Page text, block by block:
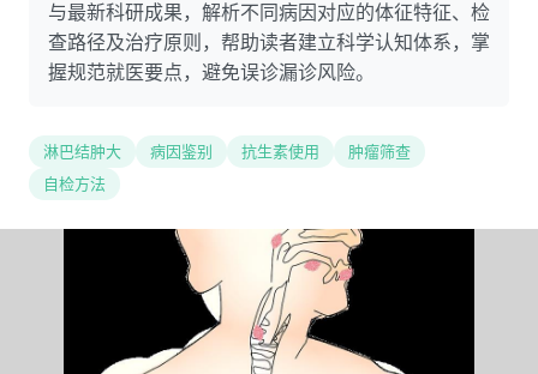
与最新科研成果，解析不同病因对应的体征特征、检
查路径及治疗原则，帮助读者建立科学认知体系，掌
握规范就医要点，避免误诊漏诊风险。
淋巴结肿大 病因鉴别 抗生素使用
肿瘤筛查
自检方法